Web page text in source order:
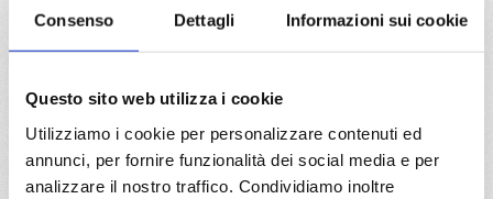
Consenso Dettagli Informazioni sui cookie
Questo sito web utilizza i cookie
Utilizziamo i cookie per personalizzare contenuti ed
annunci, per fornire funzionalità dei social media e per
analizzare il nostro traffico. Condividiamo inoltre
crociera porta vantaggi economici con la scelta della migliore
disponibilità
Visita il portale per trovare le crociere 2025 con Costa e Mc